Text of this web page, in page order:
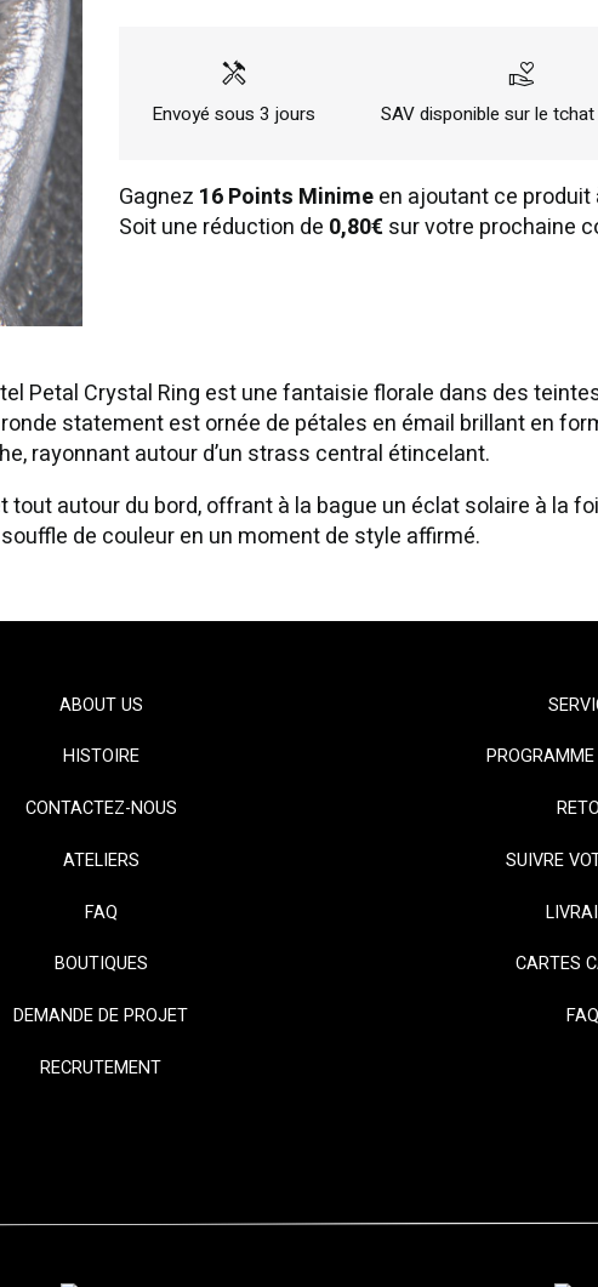
handyman
Envoyé sous 3 jours
volunteer_activism
SAV disponible sur le
Gagnez 16 Points Minimeen ajoutant ce
Soit une réduction de 0,80€sur votre prochaine
Petal Crystal Ring est une fantaisie florale dans des
statement est ornée de pétales en émail brillant en
rayonnant autour d’un strass central étincelant.
autour du bord, offrant à la bague un éclat solaire à la
de couleur en un moment de style affirmé.
ABOUT US
HISTOIRE
CONTACTEZ-NOUS
ATELIERS
FAQ
BOUTIQUES
DEMANDE DE PROJET
RECRUTEMENT
SUIVRE
CARTES